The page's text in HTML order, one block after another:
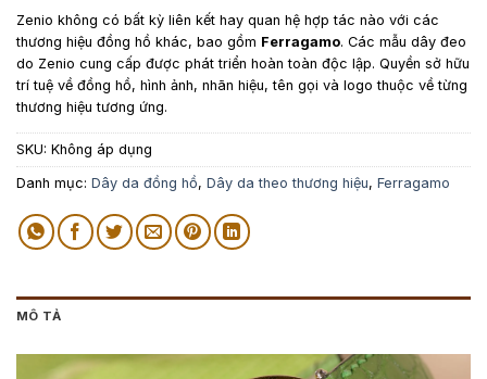
Zenio không có bất kỳ liên kết hay quan hệ hợp tác nào với các
thương hiệu đồng hồ khác, bao gồm Ferragamo. Các mẫu dây đeo
do Zenio cung cấp được phát triển hoàn toàn độc lập. Quyền sở hữu
trí tuệ về đồng hồ, hình ảnh, nhãn hiệu, tên gọi và logo thuộc về từng
thương hiệu tương ứng.
SKU: Không áp dụng
Danh mục: Dây da đồng hồ, Dây da theo thương hiệu, Ferragamo
MÔ TẢ